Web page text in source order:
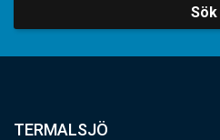
Sök
TERMALSJÖ